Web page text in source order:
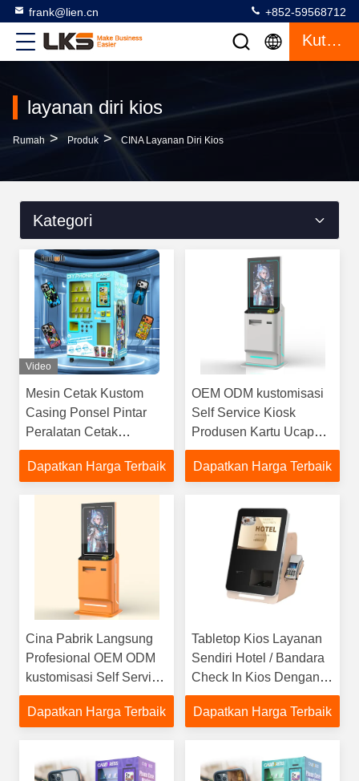
frank@lien.cn +852-59568712
Kutipan
layanan diri kios
Rumah > Produk > CINA Layanan Diri Kios
Kategori
Video
Mesin Cetak Kustom
Casing Ponsel Pintar
Peralatan Cetak
Otomatis DIY
Dapatkan Harga Terbaik
OEM ODM kustomisasi
Self Service Kiosk
Produsen Kartu Ucapan
Mencetak Kiosk
Dapatkan Harga Terbaik
Cina Pabrik Langsung
Profesional OEM ODM
kustomisasi Self Service
Kiosk Produsen
Dapatkan Harga Terbaik
Tabletop Kios Layanan
Sendiri Hotel / Bandara
Check In Kios Dengan
Paspor Scanner Key
Card Dispenser Dan
Untuk Hotel Bandara
Rumah Sakit
Dapatkan Harga Terbaik